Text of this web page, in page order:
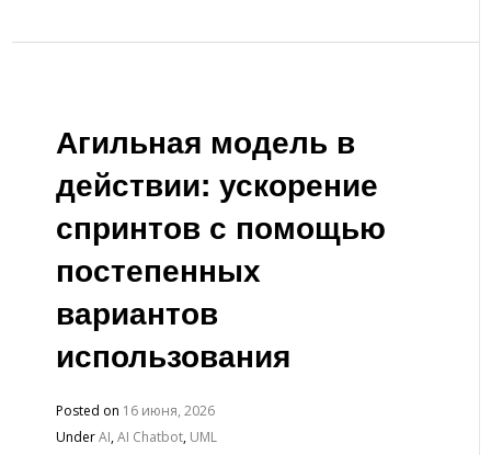
Агильная модель в
действии: ускорение
спринтов с помощью
постепенных
вариантов
использования
Posted on 16 июня, 2026
UnderAI,AI Chatbot, UML